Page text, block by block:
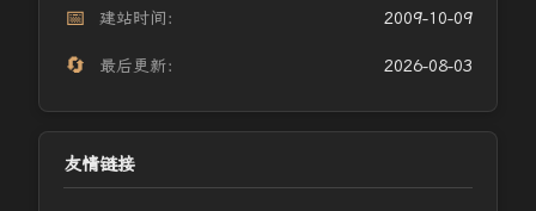
📅 建站时间： 2009-10-09
🔄 最后更新： 2026-08-03
友情链接